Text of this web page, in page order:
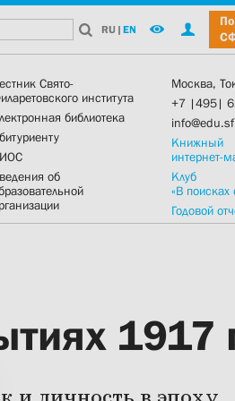
RU | EN
Свято-
института
библиотека
об
Москва,
+7 |495|
Книжный
интернет-
Клуб
«В поисках
Годовой
1917